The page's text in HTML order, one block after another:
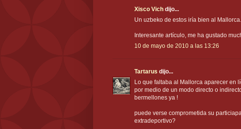
Xisco Vich dijo...
Un uzbeko de estos iría bien al
Interesante artículo, me ha gustado
10 de mayo de 2010 a las 13:26
Tartarus dijo...
Lo que faltaba al Mallorca aparecer en
por medio de un modo directo o
bermellones ya !
puede verse comprometida su
extradeportivo?